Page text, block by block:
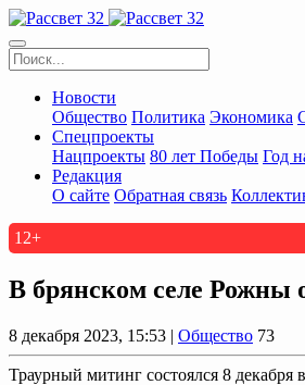
Новости
Общество Политика Экономика
Спецпроекты
Нацпроекты 80 лет Победы Год
Редакция
О сайте Обратная связь
12+
В брянском селе Рожны
8 декабря 2023, 15:53 | Общество 73
Траурный митинг состоялся 8